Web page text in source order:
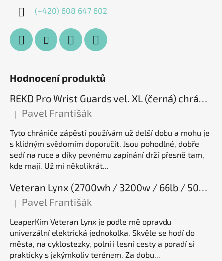
(+420) 608 647 602
Hodnocení produktů
REKD Pro Wrist Guards vel. XL (černá) chrániče zápěstí
Hodnocení produktu je 5 z 5 hvězdiček.
| Pavel Františák
Tyto chrániče zápěstí používám už delší dobu a mohu je
s klidným svědomím doporučit. Jsou pohodlné, dobře
sedí na ruce a díky pevnému zapínání drží přesně tam,
kde mají. Už mi několikrát...
Veteran Lynx (2700wh / 3200w / 66lb / 50E), elektrická jednokolka
Hodnocení produktu je 5 z 5 hvězdiček.
| Pavel Františák
LeaperKim Veteran Lynx je podle mě opravdu
univerzální elektrická jednokolka. Skvěle se hodí do
města, na cyklostezky, polní i lesní cesty a poradí si
prakticky s jakýmkoliv terénem. Za dobu...